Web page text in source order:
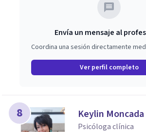
Envía un mensaje al
Coordina una sesión directamente
Ver perfil completo
8 Keylin
Psicóloga clínica